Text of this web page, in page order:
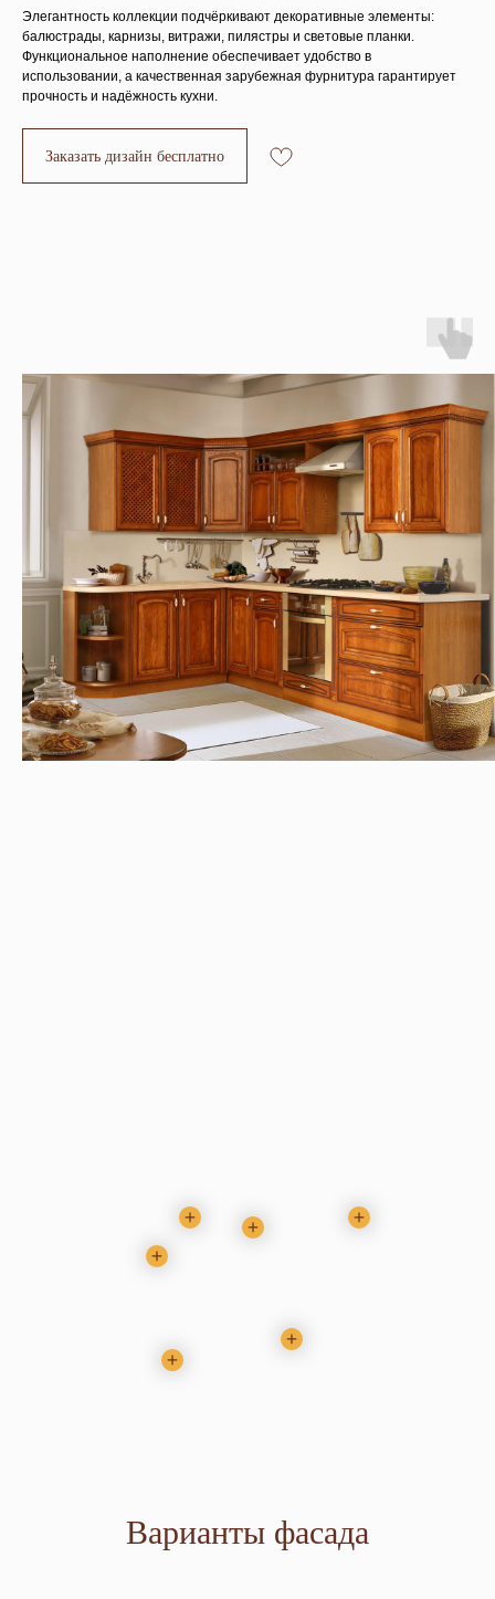
Элегантность коллекции подчёркивают декоративные элементы:
балюстрады, карнизы, витражи, пилястры и световые планки.
Функциональное наполнение обеспечивает удобство в
использовании, а качественная зарубежная фурнитура гарантирует
прочность и надёжность кухни.
Заказать дизайн бесплатно
Варианты фасада